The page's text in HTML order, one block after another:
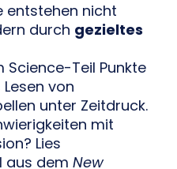
entstehen nicht
durch gezieltes
Science-Teil Punkte
von
unter Zeitdruck.
mit
Lies
aus dem New